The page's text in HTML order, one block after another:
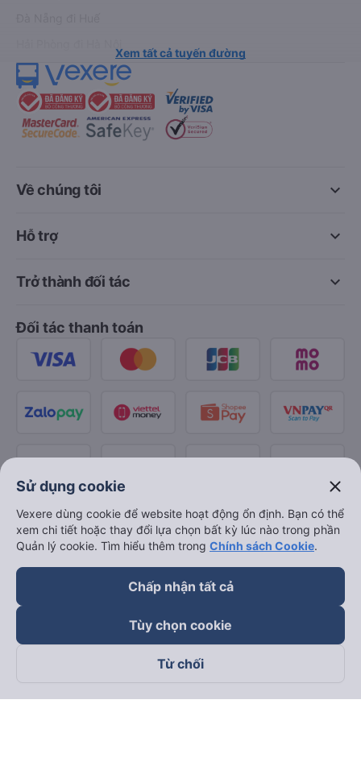
Xem tất cả tuyến đường
keyboard_arrow_down
Về chúng tôi
keyboard_arrow_down
Hỗ trợ
keyboard_arrow_down
Trở thành đối tác
Đối tác thanh toán
Theo dõi chúng tôi trên
Sử dụng cookie close
Vexere dùng cookie để website hoạt động ổn định. Bạn có thể
xem chi tiết hoặc thay đổi lựa chọn bất kỳ lúc nào trong phần
Quản lý cookie. Tìm hiểu thêm trong Chính sách Cookie.
Chấp nhận tất cả
Tùy chọn cookie
Từ chối